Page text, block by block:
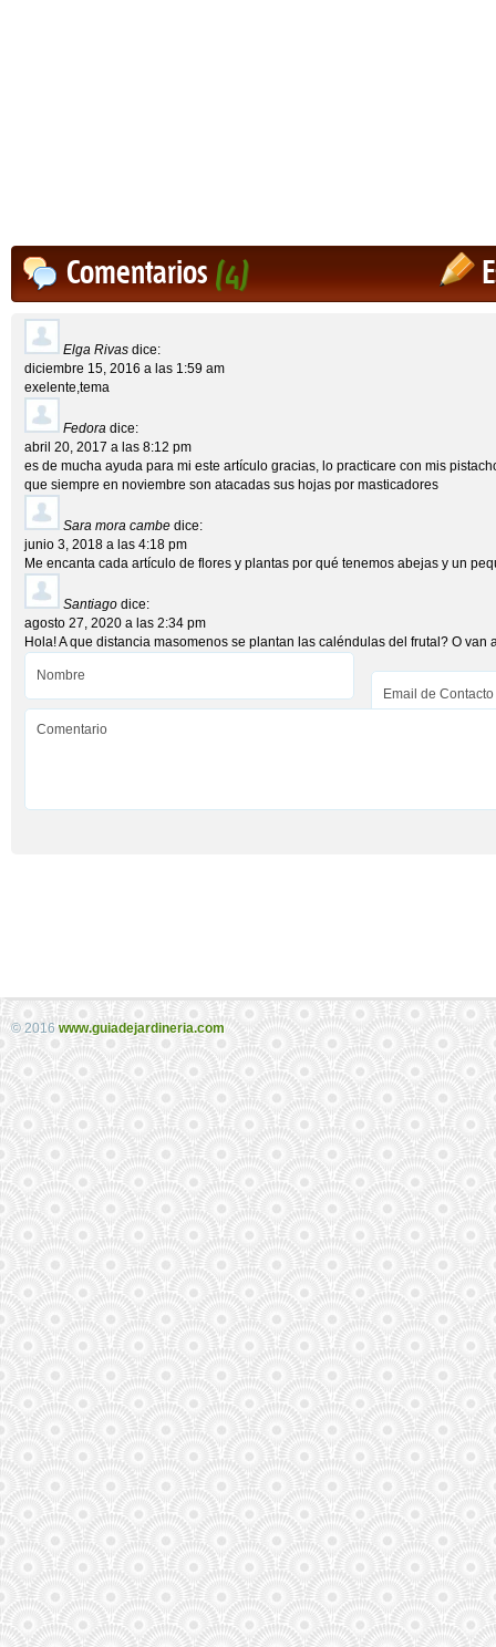
Comentarios(4)
Elga Rivas dice:
diciembre 15, 2016 a las 1:59 am
exelente,tema
Fedora dice:
abril 20, 2017 a las 8:12 pm
es de mucha ayuda para mi este artículo gracias, lo practicare con mis
que siempre en noviembre son atacadas sus hojas por masticadores
Sara mora cambe dice:
junio 3, 2018 a las 4:18 pm
Me encanta cada artículo de flores y plantas por qué tenemos abejas y un
Santiago dice:
agosto 27, 2020 a las 2:34 pm
Hola! A que distancia masomenos se plantan las caléndulas del frutal? O van
© 2016 www.guiadejardineria.com